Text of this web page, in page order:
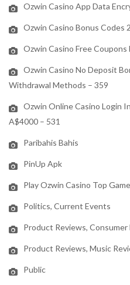
Ozwin Casino App Data
Ozwin Casino Bonus Codes
Ozwin Casino Free
Ozwin Casino No Deposit
Withdrawal Methods – 359
Ozwin Online Casino Login
A$4000 – 531
Paribahis Bahis
PinUp Apk
Play Ozwin Casino Top
Politics, Current Events
Product Reviews,
Product Reviews, Music
Public